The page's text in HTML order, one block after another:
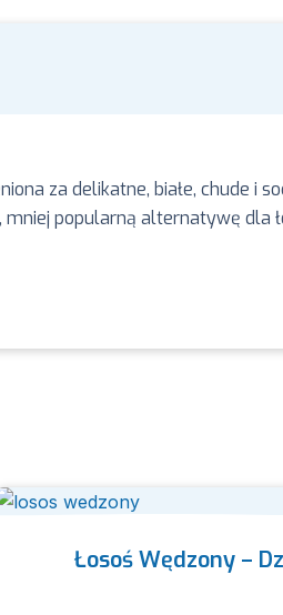
za delikatne, białe, chude i
popularną alternatywę dla
Łosoś Wędzony –